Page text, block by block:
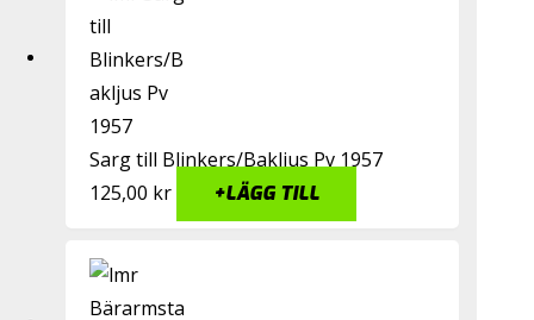
Sarg till Blinkers/Bakljus Pv 1957
125,00 kr +LÄGG TILL